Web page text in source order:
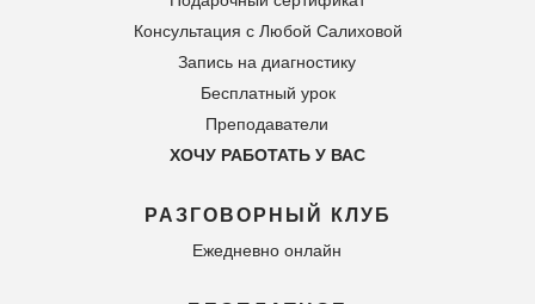
Преподаватели
Консультация с Любой Салиховой
РАЗГОВОРНЫЙ КЛУБ
Ежедневно онлайн
Запись на диагностику
Бесплатный урок
ХОЧУ РАБОТАТЬ У ВАС